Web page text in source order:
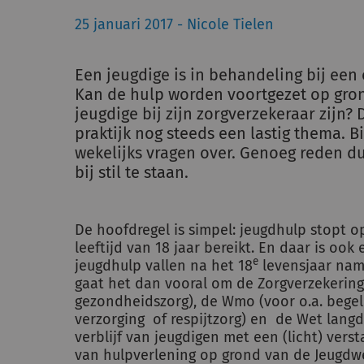
25 januari 2017 - Nicole Tielen
Een jeugdige is in behandeling bij
Kan de hulp worden voortgezet op
jeugdige bij zijn zorgverzekeraar zijn?
praktijk nog steeds een lastig thema.
wekelijks vragen over. Genoeg reden
bij stil te staan.
De hoofdregel is simpel: jeugdhulp stopt
leeftijd van 18 jaar bereikt. En daar is ook
jeugdhulp vallen na het 18e levensjaar
gaat het dan vooral om de
gezondheidszorg), de Wmo (voor o.a.
verzorging of respijtzorg) en de Wet
verblijf van jeugdigen met een (licht)
van hulpverlening op grond van de